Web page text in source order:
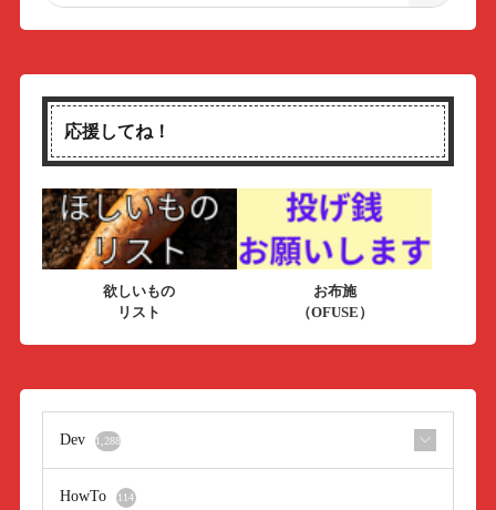
応援してね！
欲しいもの
リスト
お布施
（OFUSE）
Dev 1,288
HowTo 114